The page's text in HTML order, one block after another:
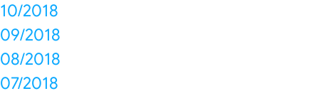
10/2018
09/2018
08/2018
07/2018